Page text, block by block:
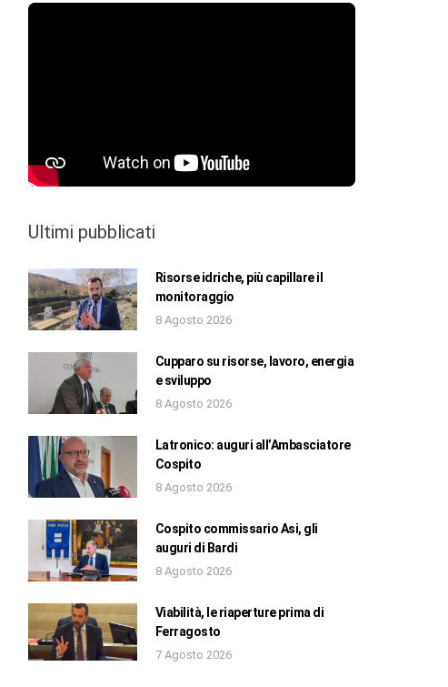
Ultimi pubblicati
Risorse idriche, più capillare il
monitoraggio
8 Agosto 2026
Cupparo su risorse, lavoro, energia
e sviluppo
8 Agosto 2026
Latronico: auguri all’Ambasciatore
Cospito
8 Agosto 2026
Cospito commissario Asi, gli
auguri di Bardi
8 Agosto 2026
Viabilità, le riaperture prima di
Ferragosto
7 Agosto 2026